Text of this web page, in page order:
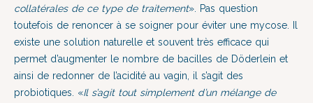
collatérales de ce type de traitement». Pas question
toutefois de renoncer à se soigner pour éviter une mycose. Il
existe une solution naturelle et souvent très efficace qui
permet d’augmenter le nombre de bacilles de Döderlein et
ainsi de redonner de l’acidité au vagin, il s’agit des
probiotiques. «Il s’agit tout simplement d’un mélange de